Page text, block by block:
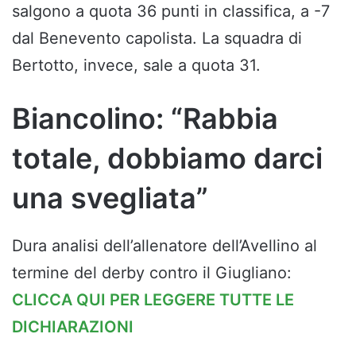
salgono a quota 36 punti in classifica, a -7
dal Benevento capolista. La squadra di
Bertotto, invece, sale a quota 31.
Biancolino: “Rabbia
totale, dobbiamo darci
una svegliata”
Dura analisi dell’allenatore dell’Avellino al
termine del derby contro il Giugliano:
CLICCA QUI PER LEGGERE TUTTE LE
DICHIARAZIONI